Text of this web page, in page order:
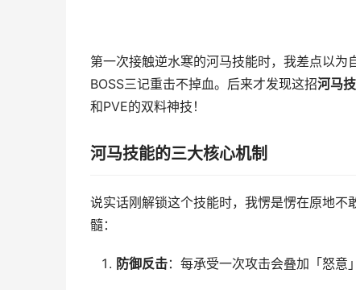
第一次接触逆水寒的河马技能时，我差点以
BOSS三记重击不掉血。后来才发现这招河马
和PVE的双料神技！
河马技能的三大核心机制
说实话刚解锁这个技能时，我愣是愣在原地
髓：
防御反击：每承受一次攻击会叠加「怒意